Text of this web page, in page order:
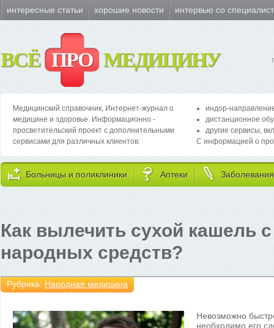
интересные статьи хорошие новости интервью со
ВСЁ ПРО МЕДИЦИНУ
Медицинский справочник, Интернет-журнал о
медицине и здоровье. Информационно -
просветительский проект с дополнительными
сервисами для различных клиентов:
индор-
дистанционное
другие сервисы,
С информацией о
Больницы и поликлиники Аптеки Заболевания
Как вылечить сухой кашель
народных средств?
Рубрика: Народная медицина
Невозможно
необходимо его